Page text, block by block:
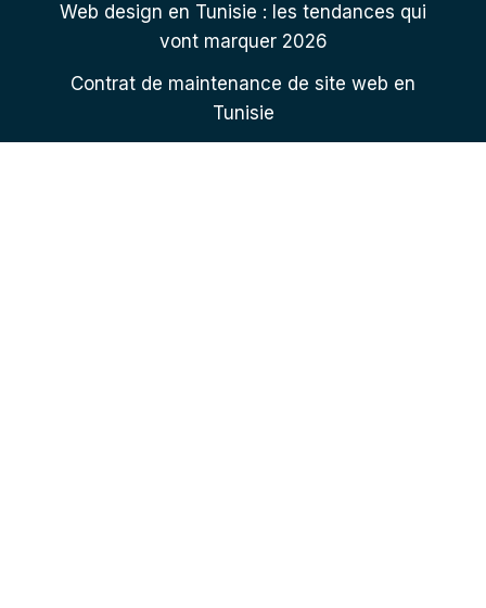
Web design en Tunisie : les tendances qui
vont marquer 2026
Contrat de maintenance de site web en
Tunisie